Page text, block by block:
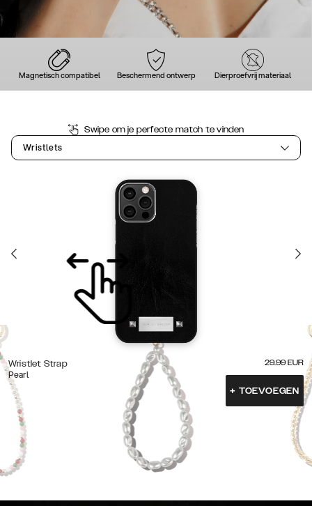
Magnetisch compatibel Beschermend ontwerp Dierproefvrij materiaal
Swipe om je perfecte match te vinden
Wristlets
Wristlet Strap
Pearl
29.99 EUR
+ TOEVOEGEN